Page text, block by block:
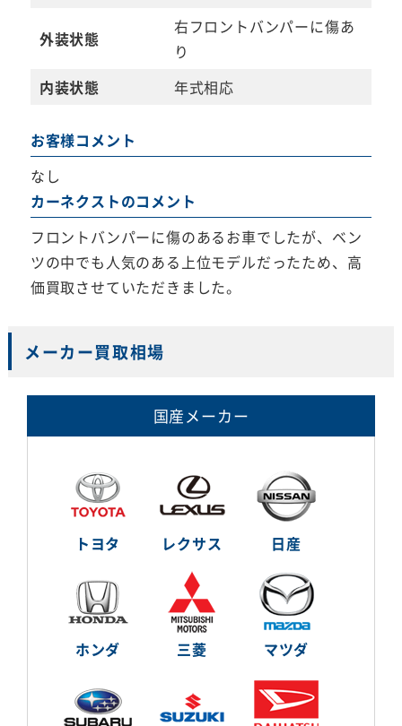
外装状態
右フロントバンパーに傷あ
り
内装状態
年式相応
お客様コメント
なし
カーネクストのコメント
フロントバンパーに傷のあるお車でしたが、ベン
ツの中でも人気のある上位モデルだったため、高
価買取させていただきました。
メーカー買取相場
国産メーカー
トヨタ レクサス 日産
ホンダ 三菱 マツダ